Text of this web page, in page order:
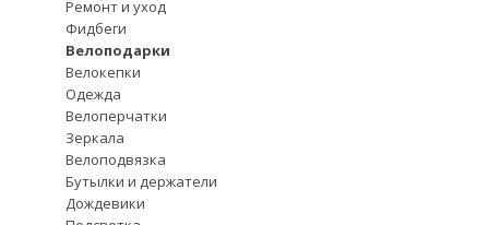
Ремонт и уход
Фидбеги
Велоподарки
Велокепки
Одежда
Велоперчатки
Зеркала
Велоподвязка
Бутылки и держатели
Дождевики